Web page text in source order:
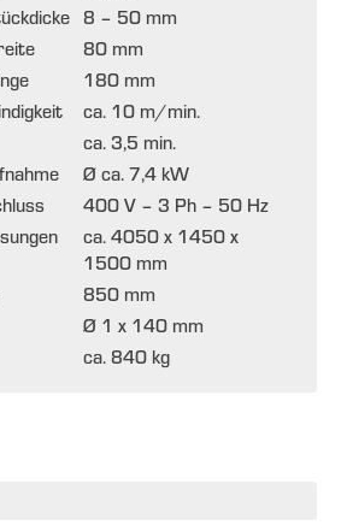
8 – 50 mm
80 mm
180 mm
ca. 10 m/min.
ca. 3,5 min.
Ø ca. 7,4 kW
400 V – 3 Ph – 50 Hz
ca. 4050 x 1450 x
1500 mm
850 mm
Ø 1 x 140 mm
ca. 840 kg